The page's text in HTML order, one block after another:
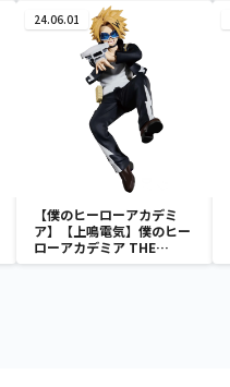
24.06.01
【僕のヒーローアカデミ
ア】【上鳴電気】僕のヒー
ローアカデミア THE
AMAZING HEROES vol.21